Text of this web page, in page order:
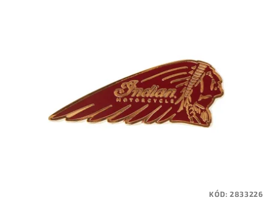
KÓD:2833226